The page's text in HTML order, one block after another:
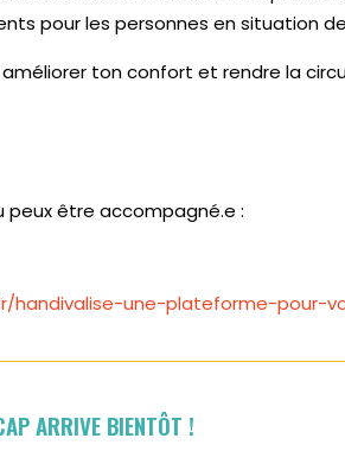
pour les personnes en situation
ton confort et rendre la
peux être accompagné.e :
handivalise-une-plateforme-pour-
ARRIVE BIENTÔT !